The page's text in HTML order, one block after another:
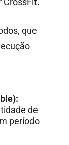
que
de
período